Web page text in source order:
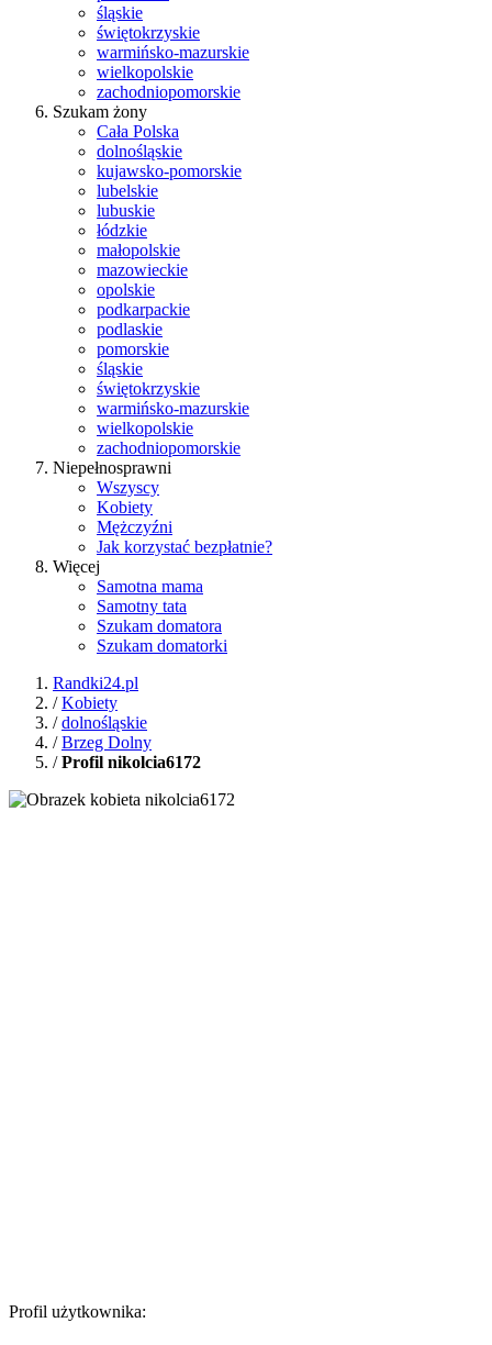
śląskie
świętokrzyskie
warmińsko-mazurskie
wielkopolskie
zachodniopomorskie
Szukam żony
Cała Polska
dolnośląskie
kujawsko-pomorskie
lubelskie
lubuskie
łódzkie
małopolskie
mazowieckie
opolskie
podkarpackie
podlaskie
pomorskie
śląskie
świętokrzyskie
warmińsko-mazurskie
wielkopolskie
zachodniopomorskie
Niepełnosprawni
Wszyscy
Kobiety
Mężczyźni
Jak korzystać bezpłatnie?
Więcej
Samotna mama
Samotny tata
Szukam domatora
Szukam domatorki
Randki24.pl
/Kobiety
/dolnośląskie
/Brzeg Dolny
/Profil nikolcia6172
Profil użytkownika: